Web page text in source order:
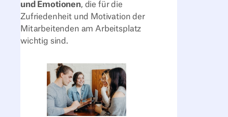
und Emotionen, die für die
Zufriedenheit und Motivation der
Mitarbeitenden am Arbeitsplatz
wichtig sind.